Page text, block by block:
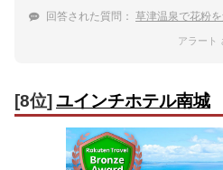
回答された質問： 草津温泉で花粉を気にせず
アラート
[8位] ユインチホテル南城